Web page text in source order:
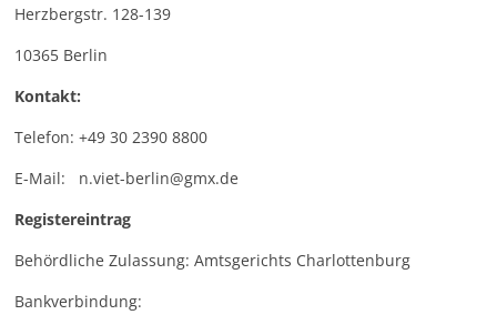
Herzbergstr. 128-139
10365 Berlin
Kontakt:
Telefon: +49 30 2390 8800
E-Mail: n.viet-berlin@gmx.de
Registereintrag
Behördliche Zulassung: Amtsgerichts Charlottenburg
Bankverbindung: